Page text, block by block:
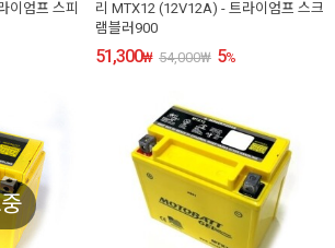
이엄프 스피
리 MTX12 (12V12A) - 트라이엄프 스크
램블러900
51,300₩ 54,000₩ 5%